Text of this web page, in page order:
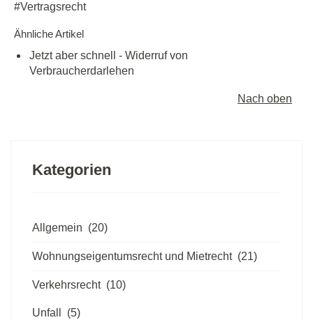
Vertragsrecht
Ähnliche Artikel
Jetzt aber schnell - Widerruf von
Verbraucherdarlehen
Nach oben
Kategorien
Allgemein (20)
Wohnungseigentumsrecht und Mietrecht (21)
Verkehrsrecht (10)
Unfall (5)